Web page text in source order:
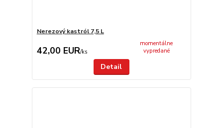
Nerezový kastról 7,5 L
42,00 EUR/ks
momentálne
vypredané
Detail